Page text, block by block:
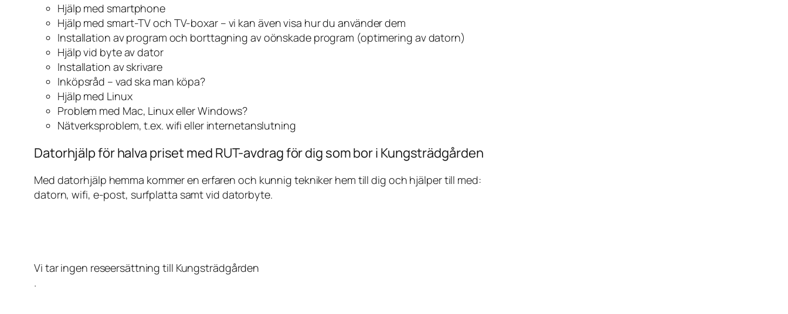
Hjälp med smartphone
Hjälp med smart-TV och TV-boxar – vi kan även visa hur du använder dem
Installation av program och borttagning av oönskade program (optimering av datorn)
Hjälp vid byte av dator
Installation av skrivare
Inköpsråd – vad ska man köpa?
Hjälp med Linux
Problem med Mac, Linux eller Windows?
Nätverksproblem, t.ex. wifi eller internetanslutning
Datorhjälp för halva priset med RUT-avdrag för dig som bor i Kungsträdgården
Med datorhjälp hemma kommer en erfaren och kunnig tekniker hem till dig och hjälper till med:
datorn, wifi, e-post, surfplatta samt vid datorbyte.
Vi tar ingen reseersättning till Kungsträdgården
.